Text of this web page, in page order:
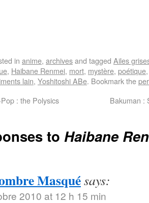
in anime, archivesand tagged Ailes
, Haibane Renmei, mort, mystère, poétique
lain, Yoshitoshi ABe. Bookmark the
: the Polysics Bakuman :
to Haibane
Masquésays:
2010 at 12 h 15 min